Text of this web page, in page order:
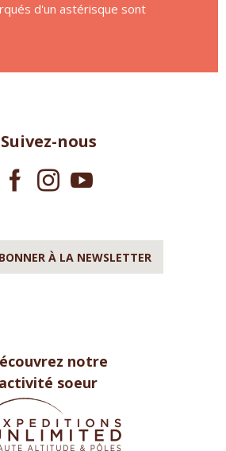
d'un astérisque sont
Suivez-nous
À LA NEWSLETTER
notre
activité soeur